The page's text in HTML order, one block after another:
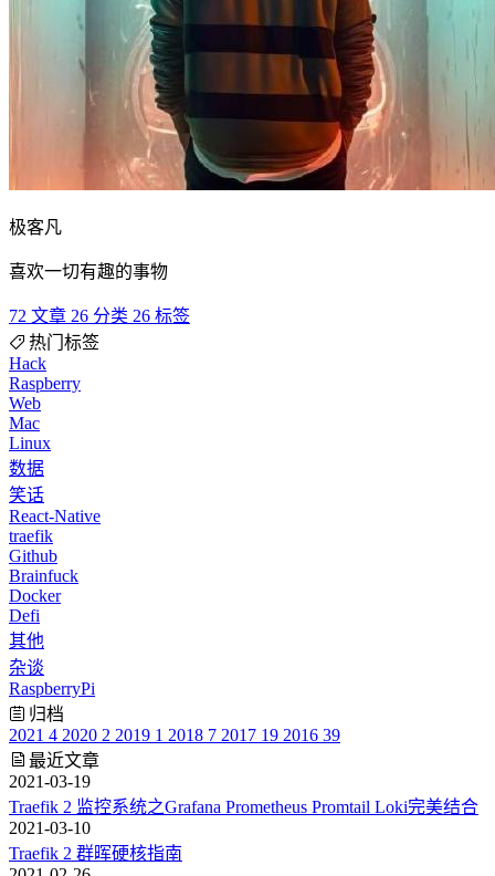
极客凡
喜欢一切有趣的事物
72 文章 26 分类 26 标签
热门标签
Hack
Raspberry
Web
Mac
Linux
数据
笑话
React-Native
traefik
Github
Brainfuck
Docker
Defi
其他
杂谈
RaspberryPi
归档
2021 4 2020 2 2019 1 2018 7 2017 19 2016 39
最近文章
2021-03-19
Traefik 2 监控系统之Grafana Prometheus Promtail Loki完美结合
2021-03-10
Traefik 2 群晖硬核指南